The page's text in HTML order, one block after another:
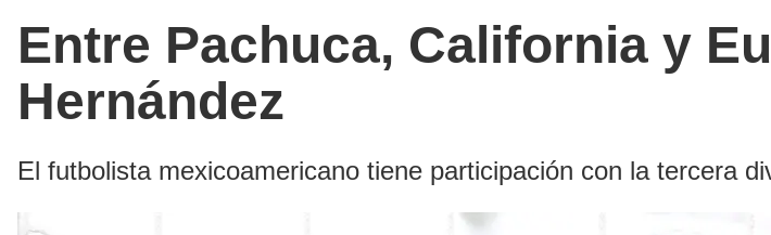
Entre Pachuca, California y
Hernández
El futbolista mexicoamericano tiene participación con la tercera